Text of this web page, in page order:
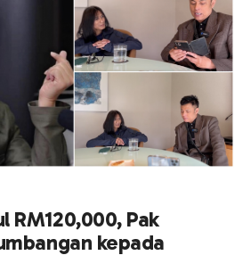
RM120,000, Pak
kepada